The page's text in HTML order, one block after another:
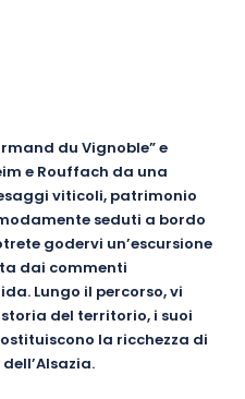
du Vignoble” e
e Rouffach da una
viticoli, patrimonio
seduti a bordo
godervi un’escursione
dai commenti
Lungo il percorso, vi
del territorio, i suoi
la ricchezza di